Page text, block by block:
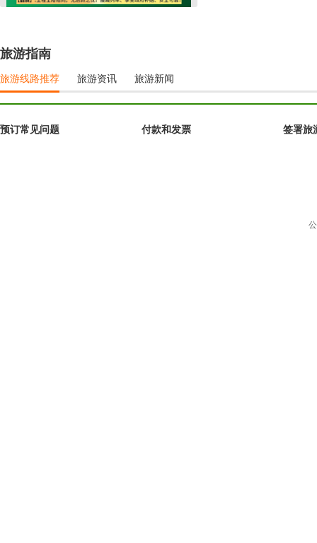
旅游指南
旅游线路推荐 旅游资讯 旅游新闻
预订常见问题 付款和发票 签署旅